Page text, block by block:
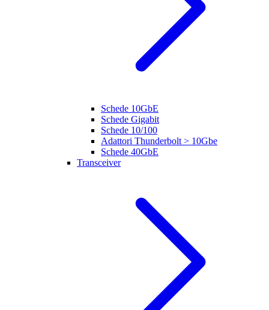
Schede 10GbE
Schede Gigabit
Schede 10/100
Adattori Thunderbolt > 10Gbe
Schede 40GbE
Transceiver